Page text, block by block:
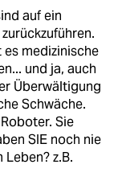
auf ein
zurückzuführen.
medizinische
und ja, auch
Überwältigung
Schwäche.
Sie
SIE noch nie
z.B.